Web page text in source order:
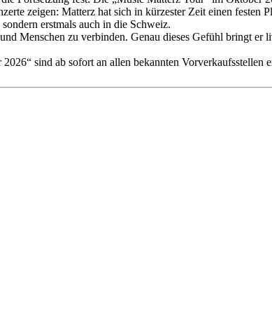
zeigen: Matterz hat sich in kürzester Zeit einen festen
erstmals auch in die Schweiz.
Menschen zu verbinden. Genau dieses Gefühl bringt er
sind ab sofort an allen bekannten Vorverkaufsstellen